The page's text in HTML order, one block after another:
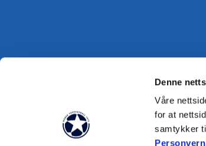
Denne
Våre
for at
samtykker
Personvern